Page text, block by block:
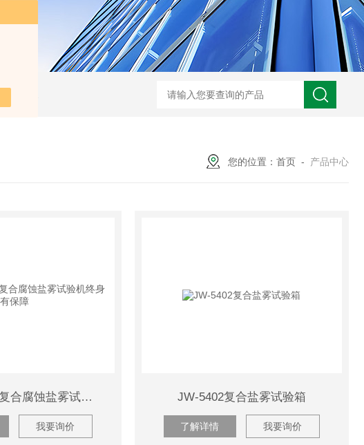
JW-5405A复合盐雾试验箱
您的位置： 首页 - 产品中心
JW-5401/5402复合腐蚀盐雾试验机终身有保障
我要询价
JW-5402复合盐雾试验箱
了解详情 我要询价